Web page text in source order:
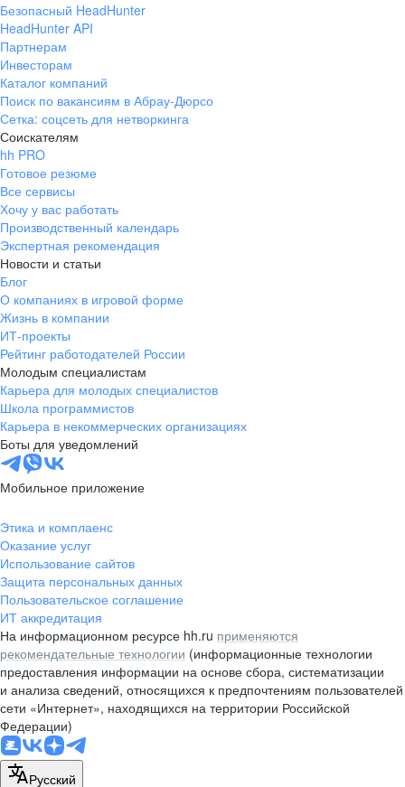
Безопасный HeadHunter
HeadHunter API
Партнерам
Инвесторам
Каталог компаний
Поиск по вакансиям в Абрау-Дюрсо
Сетка: соцсеть для нетворкинга
Соискателям
hh PRO
Готовое резюме
Все сервисы
Хочу у вас работать
Производственный календарь
Экспертная рекомендация
Новости и статьи
Блог
О компаниях в игровой форме
Жизнь в компании
ИТ-проекты
Рейтинг работодателей России
Молодым специалистам
Карьера для молодых специалистов
Школа программистов
Карьера в некоммерческих организациях
Боты для уведомлений
Мобильное приложение
Этика и комплаенс
Оказание услуг
Использование сайтов
Защита персональных данных
Пользовательское соглашение
ИТ аккредитация
На информационном ресурсе hh.ru применяются
рекомендательные технологии (информационные технологии
предоставления информации на основе сбора, систематизации
и анализа сведений, относящихся к предпочтениям пользователей
сети «Интернет», находящихся на территории Российской
Федерации)
Русский